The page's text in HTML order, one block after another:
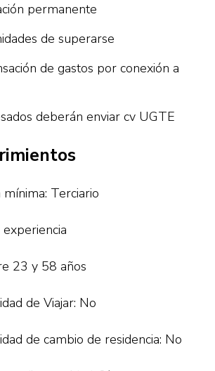
permanente
de superarse
de gastos por conexión a
deberán enviar cv UGTE
mínima: Terciario
23 y 58 años
de Viajar: No
de cambio de residencia: No